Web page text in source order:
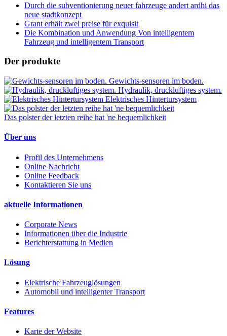
Durch die subventionierung neuer fahrzeuge andert ardhi das
neue stadtkonzept
Grant erhält zwei preise für exquisit
Die Kombination und Anwendung Von intelligentem
Fahrzeug und intelligentem Transport
Der produkte
Gewichts-sensoren im boden.
Hydraulik, druckluftiges system.
Elektrisches Hintertursystem
Das polster der letzten reihe hat 'ne bequemlichkeit
Über uns
Profil des Unternehmens
Online Nachricht
Online Feedback
Kontaktieren Sie uns
aktuelle Informationen
Corporate News
Informationen über die Industrie
Berichterstattung in Medien
Lösung
Elektrische Fahrzeuglösungen
Automobil und intelligenter Transport
Features
Karte der Website